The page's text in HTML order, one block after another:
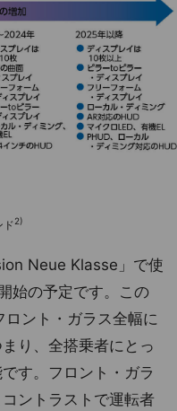
ド2)
Neue Klasse」で使
始の予定です。この
ント・ガラス全幅に
り、全搭乗者にとっ
す。フロント・ガラ
ントラストで運転者